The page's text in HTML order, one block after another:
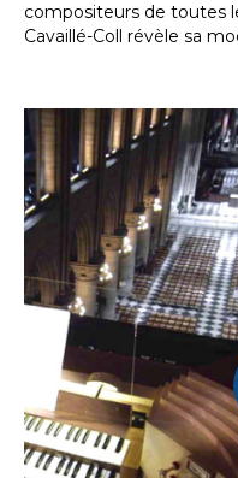
compositeurs de toutes
Cavaillé-Coll révèle sa